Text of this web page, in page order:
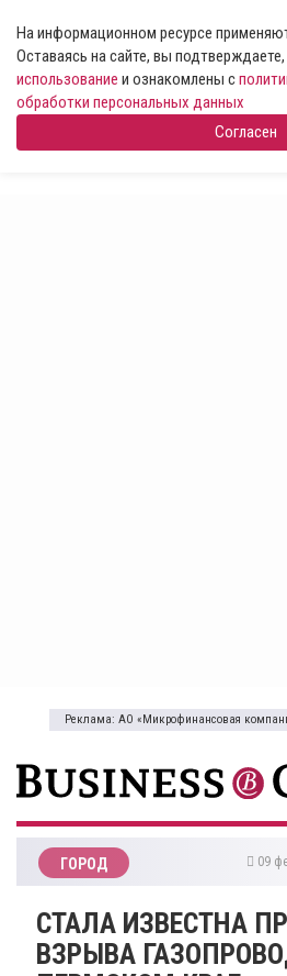
На информационном ресурсе
Оставаясь на сайте, вы
использование и ознакомлены с
обработки персональных данных
Согласен
Реклама: АО «Микрофинансовая
ГОРОД 09
​СТАЛА ИЗВЕСТНА
ВЗРЫВА